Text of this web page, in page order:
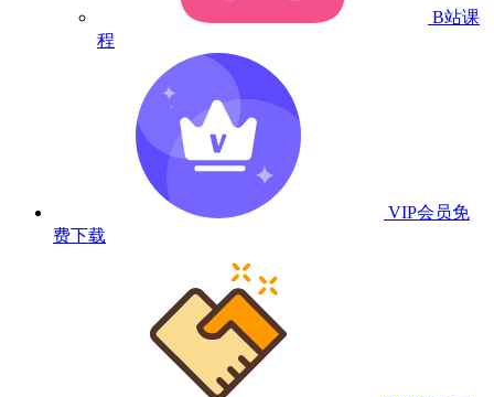
B站课
程
VIP会员免
费下载